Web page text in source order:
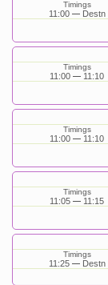
Timings
11:00 Destn
Timings
11:00 11:10
Timings
11:00 11:10
Timings
11:05 11:15
Timings
11:25 Destn